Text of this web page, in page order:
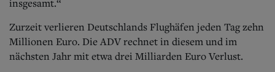
insgesamt.“
Zurzeit verlieren Deutschlands Flughäfen jeden Tag zehn
Millionen Euro. Die ADV rechnet in diesem und im
nächsten Jahr mit etwa drei Milliarden Euro Verlust.